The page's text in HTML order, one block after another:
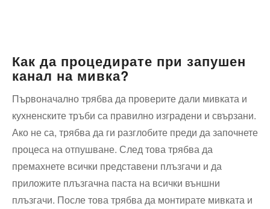
Как да процедирате при запушен
канал на мивка?
Първоначално трябва да проверите дали мивката и
кухненските тръби са правилно изградени и свързани.
Ако не са, трябва да ги разглобите преди да започнете
процеса на отпушване. След това трябва да
премахнете всички представени плъзгачи и да
приложите плъзгачна паста на всички външни
плъзгачи. После това трябва да монтирате мивката и